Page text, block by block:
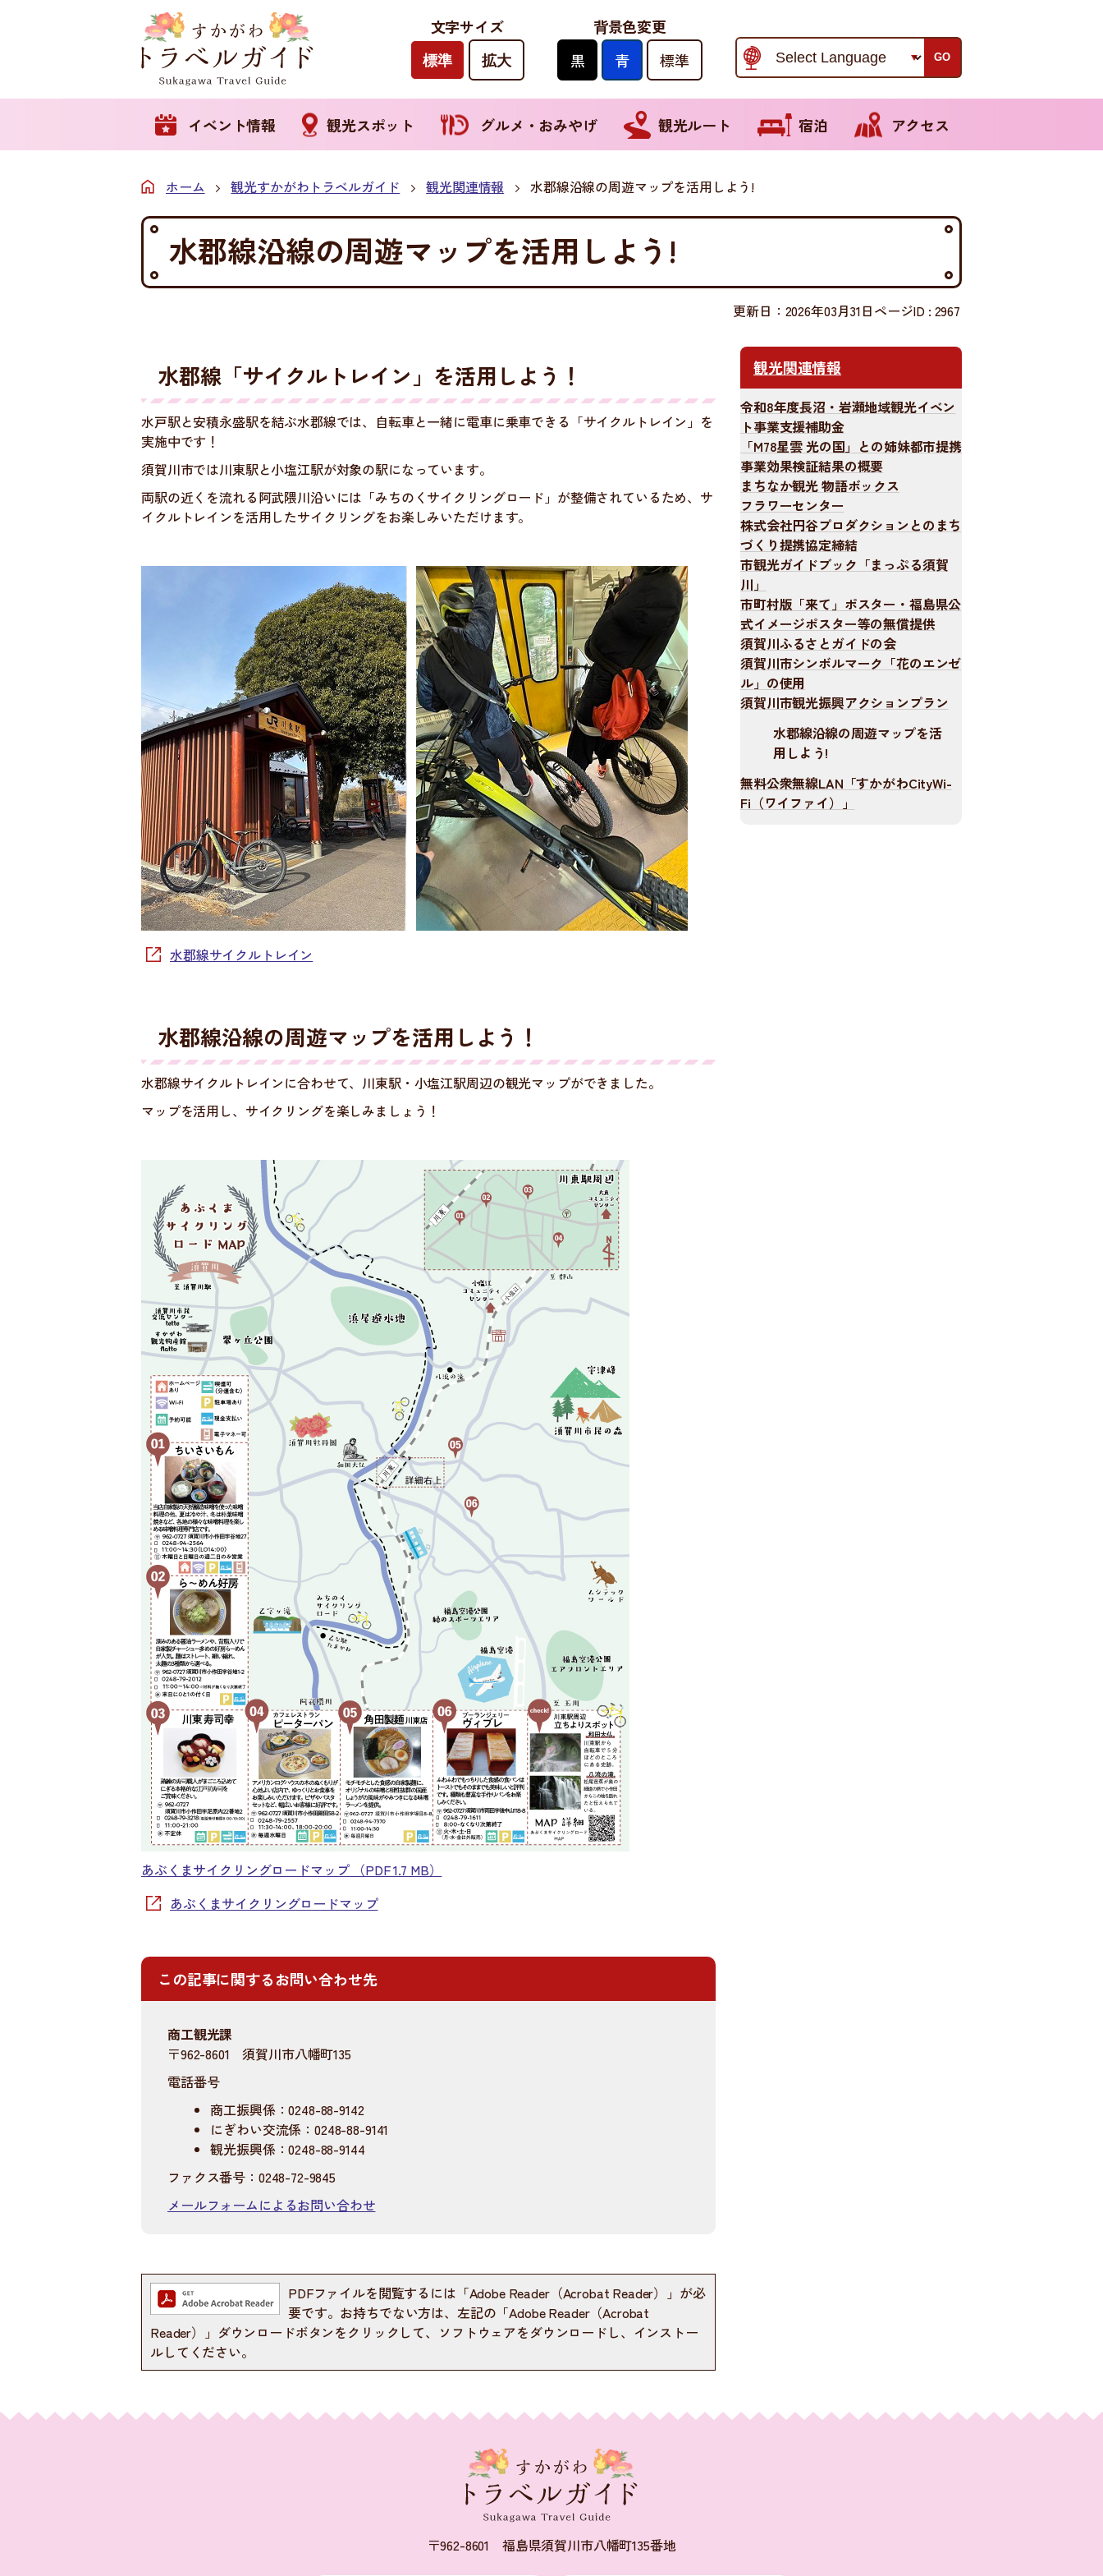
文字サイズ
標準
（
拡大
（
期
背景色変更
黒
景
を
黒
色
に
る
青
景
を
青
色
に
る
標準
景
を
元
に
戻
GO
イベント情報 観光スポット グルメ・おみやげ 観光ルート 宿泊 アクセス
ホーム 観光すかがわトラベルガイド 観光関連情報 水郡線沿線の周遊マップを活用しよう!
水郡線沿線の周遊マップを活用しよう!
更新日：2026年03月31日ページID : 2967
水郡線「サイクルトレイン」を活用しよう！
水戸駅と安積永盛駅を結ぶ水郡線では、自転車と一緒に電車に乗車できる「サイクルトレイン」を
実施中です！
須賀川市では川東駅と小塩江駅が対象の駅になっています。
両駅の近くを流れる阿武隈川沿いには「みちのくサイクリングロード」が整備されているため、サ
イクルトレインを活用したサイクリングをお楽しみいただけます。
水郡線サイクルトレイン
水郡線沿線の周遊マップを活用しよう！
水郡線サイクルトレインに合わせて、川東駅・小塩江駅周辺の観光マップができました。
マップを活用し、サイクリングを楽しみましょう！
あぶくまサイクリングロードマップ （PDF 1.7 MB）
あぶくまサイクリングロードマップ
この記事に関するお問い合わせ先
商工観光課
〒962-8601 須賀川市八幡町135
電話番号
商工振興係：0248-88-9142
にぎわい交流係：0248-88-9141
観光振興係：0248-88-9144
ファクス番号：0248-72-9845
メールフォームによるお問い合わせ
PDFファイルを閲覧するには「Adobe Reader（Acrobat Reader）」が必
要です。お持ちでない方は、左記の「Adobe Reader（Acrobat
Reader）」ダウンロードボタンをクリックして、ソフトウェアをダウンロードし、インストー
ルしてください。
観光関連情報
令和8年度長沼・岩瀬地域観光イベン
ト事業支援補助金
「M78星雲 光の国」との姉妹都市提携
事業効果検証結果の概要
まちなか観光 物語ボックス
フラワーセンター
株式会社円谷プロダクションとのまち
づくり提携協定締結
市観光ガイドブック「まっぷる須賀
川」
市町村版「来て」ポスター・福島県公
式イメージポスター等の無償提供
須賀川ふるさとガイドの会
須賀川市シンボルマーク「花のエンゼ
ル」の使用
須賀川市観光振興アクションプラン
水郡線沿線の周遊マップを活
用しよう!
無料公衆無線LAN「すかがわCityWi-
Fi（ワイファイ）」
〒962-8601 福島県須賀川市八幡町135番地